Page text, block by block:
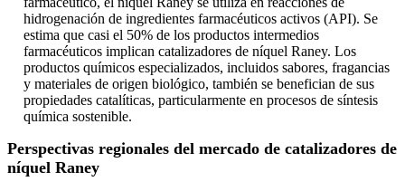
hidrogenación de ingredientes farmacéuticos activos (API). Se
estima que casi el 50% de los productos intermedios
farmacéuticos implican catalizadores de níquel Raney. Los
productos químicos especializados, incluidos sabores, fragancias
y materiales de origen biológico, también se benefician de sus
propiedades catalíticas, particularmente en procesos de síntesis
química sostenible.
Perspectivas regionales del mercado de catalizadores de
níquel Raney